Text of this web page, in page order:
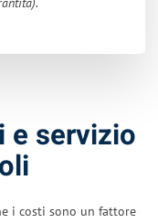
e servizio
i costi sono un fattore